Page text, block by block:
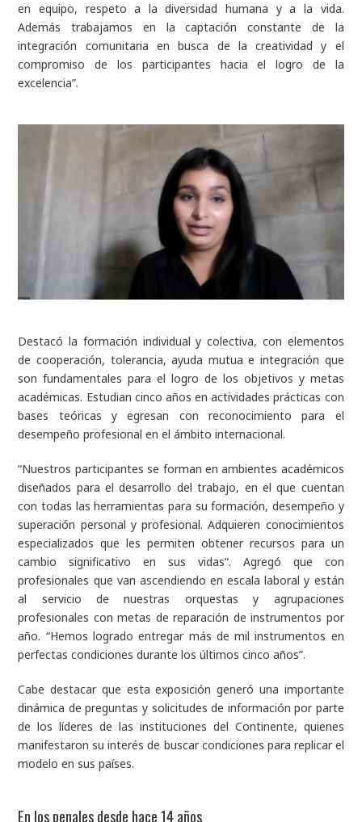
en equipo, respeto a la diversidad humana y a la vida.
Además trabajamos en la captación constante de la
integración comunitaria en busca de la creatividad y el
compromiso de los participantes hacia el logro de la
excelencia”.
Destacó la formación individual y colectiva, con elementos
de cooperación, tolerancia, ayuda mutua e integración que
son fundamentales para el logro de los objetivos y metas
académicas. Estudian cinco años en actividades prácticas con
bases teóricas y egresan con reconocimiento para el
desempeño profesional en el ámbito internacional.
“Nuestros participantes se forman en ambientes académicos
diseñados para el desarrollo del trabajo, en el que cuentan
con todas las herramientas para su formación, desempeño y
superación personal y profesional. Adquieren conocimientos
especializados que les permiten obtener recursos para un
cambio significativo en sus vidas”. Agregó que con
profesionales que van ascendiendo en escala laboral y están
al servicio de nuestras orquestas y agrupaciones
profesionales con metas de reparación de instrumentos por
año. “Hemos logrado entregar más de mil instrumentos en
perfectas condiciones durante los últimos cinco años”.
Cabe destacar que esta exposición generó una importante
dinámica de preguntas y solicitudes de información por parte
de los líderes de las instituciones del Continente, quienes
manifestaron su interés de buscar condiciones para replicar el
modelo en sus países.
En los penales desde hace 14 años